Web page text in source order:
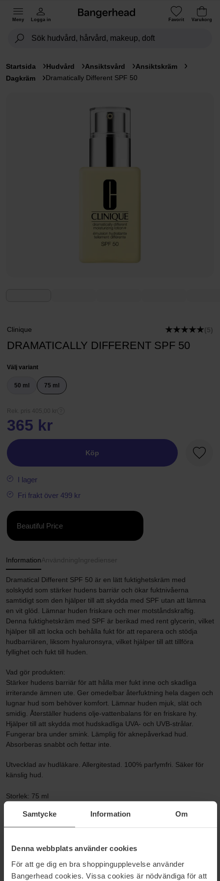
Samtycke Information Om
Denna webbplats använder cookies
För att ge dig en bra shoppingupplevelse använder
Bangerhead cookies. Vissa cookies är nödvändiga för att
Meny Logga in Favorit Varukorg
Startsida Hudvård Ansiktsvård
Ansiktskräm
Dagkräm
Dramatically Different SPF 50
Clinique (5)
DRAMATICALLY DIFFERENT SPF 50
Välj variant
50 ml 75 ml
Rek. pris 405,00 kr
365 kr
Köp
I lager
Fri frakt över 499 kr
Beautiful Price
InformationAnvändning Ingredienser
Dramatical Different SPF 50 är en lätt fuktighetskräm med
solskydd som stärker hudens barriär och ökar fuktnivåerna
samtidigt som den hjälper till att skydda med SPF utan att lämna
en vit glöd. Lämnar huden friskare och mer motståndskraftig.
Denna fuktighetskräm med SPF är berikad med rent glycerin, vilket
hjälper till att locka och behålla fukt för att reparera och stödja
hudbarriären, liksom hyaluronsyra, vilket hjälper till att tillföra
fyllighet och fukt till huden.
Vad gör produkten:
Stärker hudens barriär för att hålla mer fukt inne och skadliga
irriterande ämnen ute. Ger omedelbar återfuktning hela dagen och
lugnar hud som behöver komfort. Lämnar huden mjuk, slät och
smidig. Återställer hudens olje-vattenbalans för en friskare hy.
Hjälper till att skydda mot hudskadliga UVA- och UVB-strålar.
Fungerar bra under smink. Lämplig för aknepåverkad hud.
Absorberas snabbt och fettar inte.
Utvecklad av hudläkare. Allergitestad. 100% parfymfri. Säker för
känslig hud.
Storlek: 75 ml
Artikelnummer: 194408
Startsida
Ansiktsvård